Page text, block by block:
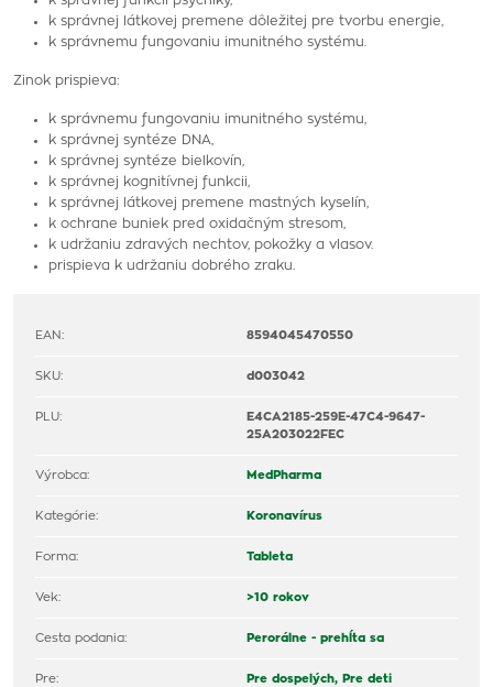
k správnej látkovej premene dôležitej pre tvorbu energie,
k správnemu fungovaniu imunitného systému.
Zinok prispieva:
k správnemu fungovaniu imunitného systému,
k správnej syntéze DNA,
k správnej syntéze bielkovín,
k správnej kognitívnej funkcii,
k správnej látkovej premene mastných kyselín,
k ochrane buniek pred oxidačným stresom,
k udržaniu zdravých nechtov, pokožky a vlasov.
prispieva k udržaniu dobrého zraku.
EAN: 8594045470550
SKU: d003042
PLU:
E4CA2185-259E-47C4-9647-
25A203022FEC
Výrobca: MedPharma
Kategórie: Koronavírus
Forma: Tableta
Vek: >10 rokov
Cesta podania: Perorálne - prehĺta sa
Pre: Pre dospelých, Pre deti